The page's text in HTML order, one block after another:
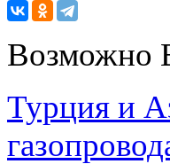
Возможно
Турция и